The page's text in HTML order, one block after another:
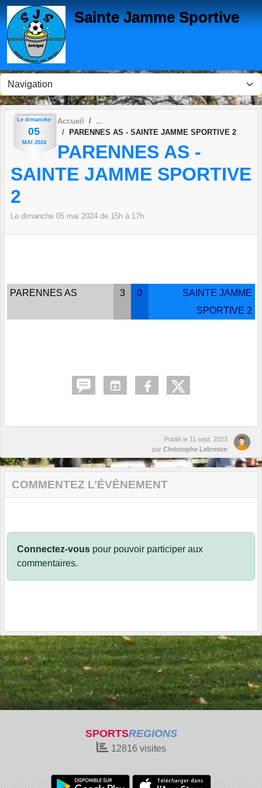
Sainte Jamme Sportive
Le dimanche
05
MAI 2024
Accueil
PARENNES AS - SAINTE JAMME SPORTIVE 2
PARENNES AS -
SAINTE JAMME SPORTIVE
2
Le dimanche 05 mai 2024 de 15h à 17h
PARENNES AS 3 0
SAINTE JAMME
SPORTIVE 2
Publié le 11 sept. 2023
par Christophe Lebreton
COMMENTEZ L’ÉVÈNEMENT
Connectez-vous pour pouvoir participer aux
commentaires.
SPORTSREGIONS
12816visites
Panneau de gestion des cookies